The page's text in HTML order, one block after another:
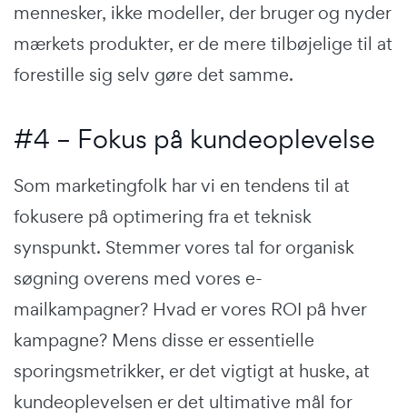
mennesker, ikke modeller, der bruger og nyder
mærkets produkter, er de mere tilbøjelige til at
forestille sig selv gøre det samme.
#4 – Fokus på kundeoplevelse
Som marketingfolk har vi en tendens til at
fokusere på optimering fra et teknisk
synspunkt. Stemmer vores tal for organisk
søgning overens med vores e-
mailkampagner? Hvad er vores ROI på hver
kampagne? Mens disse er essentielle
sporingsmetrikker, er det vigtigt at huske, at
kundeoplevelsen er det ultimative mål for